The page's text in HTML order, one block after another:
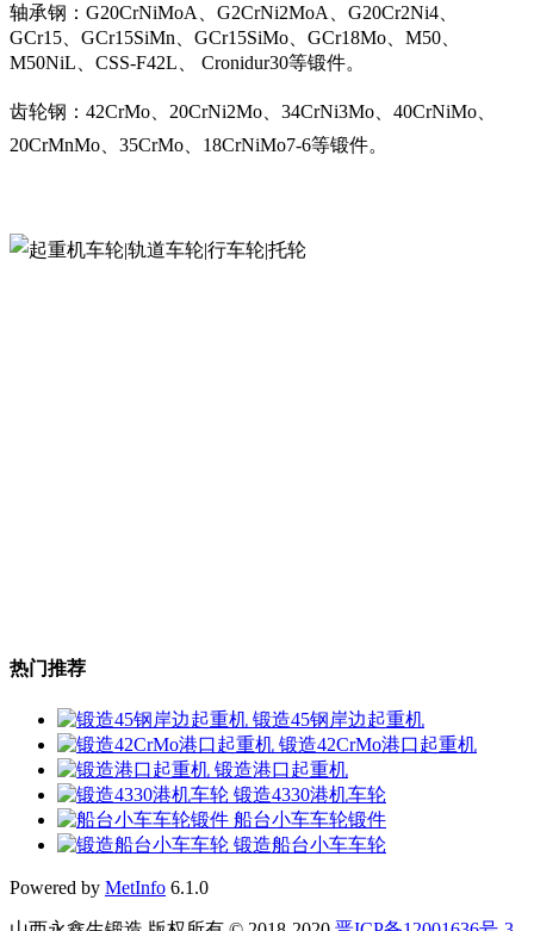
轴承钢：G20CrNiMoA、G2CrNi2MoA、G20Cr2Ni4、
GCr15、GCr15SiMn、GCr15SiMo、GCr18Mo、M50、
M50NiL、CSS-F42L、 Cronidur30等锻件。
齿轮钢：42CrMo、20CrNi2Mo、34CrNi3Mo、40CrNiMo、
20CrMnMo、35CrMo、18CrNiMo7-6等锻件。
热门推荐
锻造45钢岸边起重机
锻造42CrMo港口起重机
锻造港口起重机
锻造4330港机车轮
船台小车车轮锻件
锻造船台小车车轮
Powered by MetInfo 6.1.0